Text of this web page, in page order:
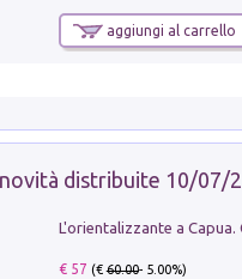
aggiungi al carrello
distribuite 10/07/
€ 57 (€60.00- 5.00%)